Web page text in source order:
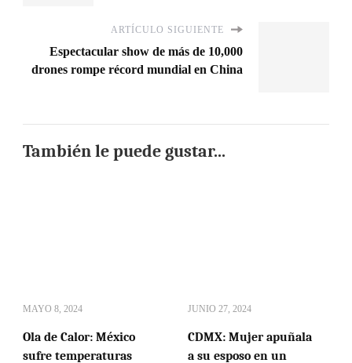
ARTÍCULO SIGUIENTE
Espectacular show de más de 10,000
drones rompe récord mundial en China
También le puede gustar...
MAYO 8, 2024
Ola de Calor: México
sufre temperaturas
JUNIO 27, 2024
CDMX: Mujer apuñala
a su esposo en un